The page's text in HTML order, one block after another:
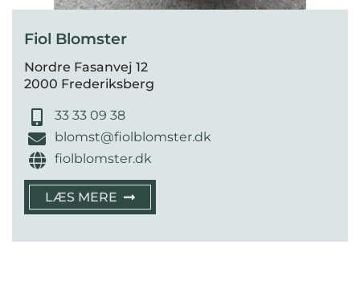
Fiol Blomster
Nordre Fasanvej 12
2000 Frederiksberg
33 33 09 38
blomst@fiolblomster.dk
fiolblomster.dk
LÆS MERE